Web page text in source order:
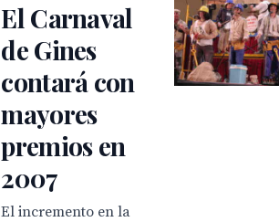
El Carnaval
de Gines
contará con
mayores
premios en
2007
El incremento en la